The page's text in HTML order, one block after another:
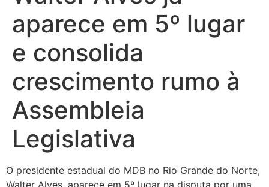
aparece em 5º lugar
e consolida
crescimento rumo à
Assembleia
Legislativa
O presidente estadual do MDB no Rio Grande do Norte,
Walter Alves, aparece em 5º lugar na disputa por uma